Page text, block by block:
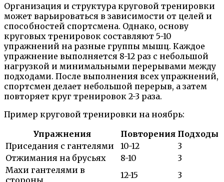
Организация и структура круговой тренировки
может варьироваться в зависимости от целей и
способностей спортсмена. Однако, основу
круговых тренировок составляют 5-10
упражнений на разные группы мышц. Каждое
упражнение выполняется 8-12 раз с небольшой
нагрузкой и минимальными перерывами между
подходами. После выполнения всех упражнений,
спортсмен делает небольшой перерыв, а затем
повторяет круг тренировок 2-3 раза.
Пример круговой тренировки на ноябрь:
Упражнения
Повторения Подходы
Приседания с гантелями
10-12
3
Отжимания на брусьях
8-10
3
Махи гантелями в
стороны
12-15
3